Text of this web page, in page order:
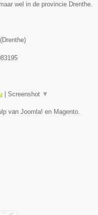
wel in de provincie Drenthe.
(Drenthe)
Screenshot ▼
van Joomla! en Magento.